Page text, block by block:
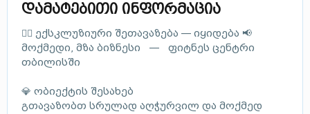
დამატებითი ინფორმაცია
🏋️‍♂️ ექსკლუზიური შეთავაზება — იყიდება 📢
მოქმედი, მზა ბიზნესი — ფიტნეს ცენტრი
თბილისში
💎 ობიექტის შესახებ
გთავაზობთ სრულად აღჭურვილ და მოქმედ